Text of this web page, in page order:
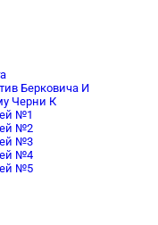
Берковича И
Черни К
№1
№2
№3
№4
№5